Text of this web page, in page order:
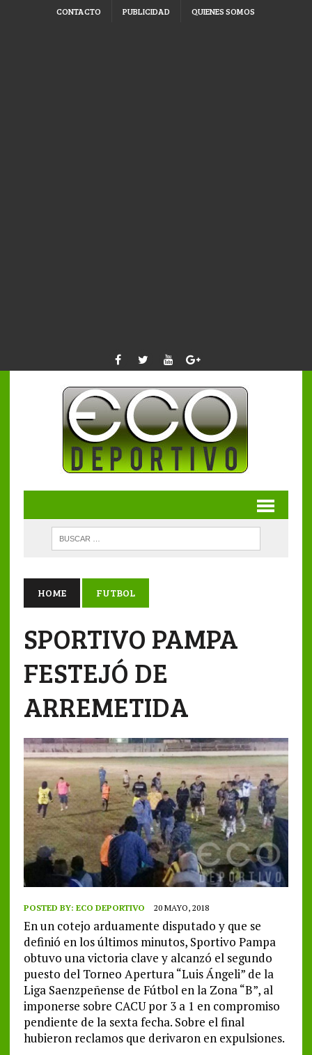
CONTACTO PUBLICIDAD QUIENES SOMOS
HOME FUTBOL
SPORTIVO PAMPA
FESTEJÓ DE
ARREMETIDA
POSTED BY: ECO DEPORTIVO 20 MAYO, 2018
En un cotejo arduamente disputado y que se
definió en los últimos minutos, Sportivo Pampa
obtuvo una victoria clave y alcanzó el segundo
puesto del Torneo Apertura “Luis Ángeli” de la
Liga Saenzpeñense de Fútbol en la Zona “B”, al
imponerse sobre CACU por 3 a 1 en compromiso
pendiente de la sexta fecha. Sobre el final
hubieron reclamos que derivaron en expulsiones.